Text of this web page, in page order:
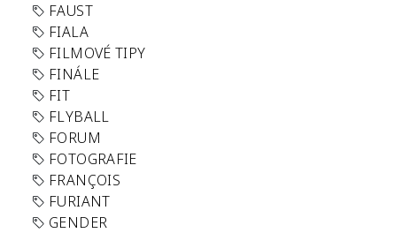
FAUST
FIALA
FILMOVÉ TIPY
FINÁLE
FIT
FLYBALL
FORUM
FOTOGRAFIE
FRANÇOIS
FURIANT
GENDER